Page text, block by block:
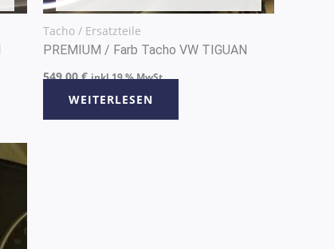
Tacho / Ersatzteile
PREMIUM / Farb Tacho VW TIGUAN
549,00€ inkl 19 % MwSt
WEITERLESEN